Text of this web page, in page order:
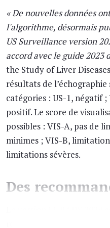
« De nouvelles données
l'algorithme, désormais
US Surveillance version
accord avec le guide 2023
the Study of Liver Diseases
résultats de
catégories : US-1, négatif ;
positif. Le score de
possibles : VIS-A, pas de
minimes ; VIS-B,
limitations sévères.
Des